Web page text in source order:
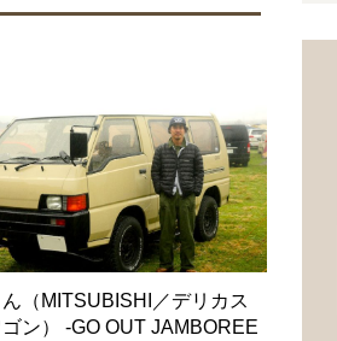
（MITSUBISHI／デリカス
ン） -GO OUT JAMBOREE